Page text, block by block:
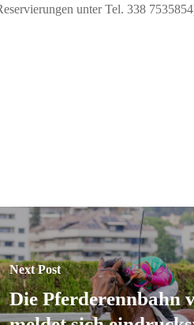
unter Tel. 338
Next Post
Die Pferderennbahn